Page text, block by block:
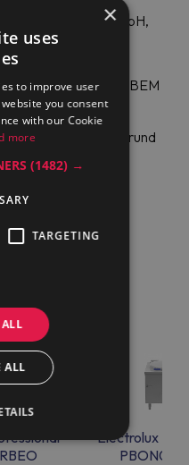
Maran Projekt GmbH,
Professional
runden
PBON06EBEM
zu erwerben.
bieten Ihnen rund
in Englisch und
Electrolux
×
uses
to improve user
you consent
with our Cookie
more
(1482) →
TARGETING
ALL
ALL